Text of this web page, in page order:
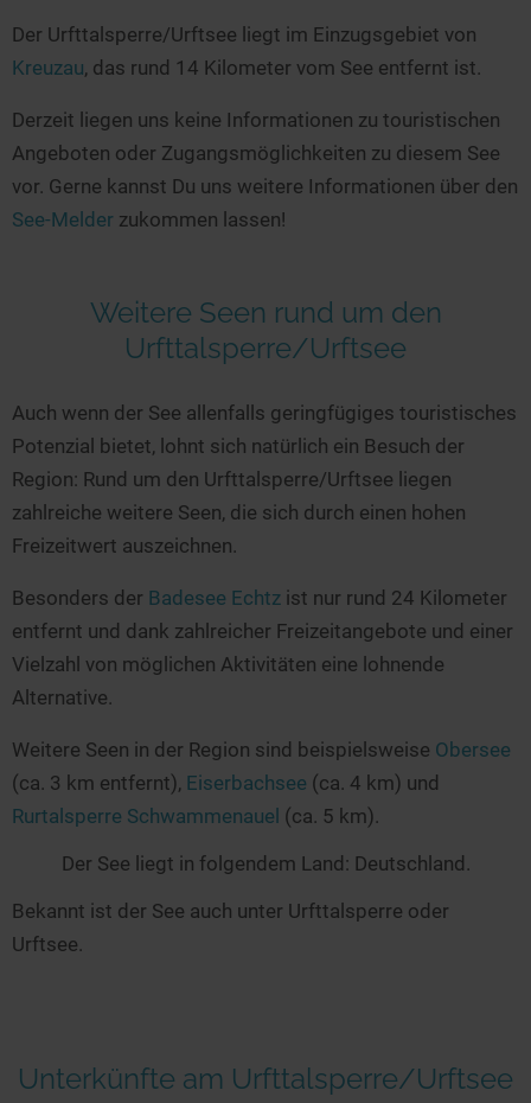
Österreich
Frankreich
Niederlande
Schweden
alle Länder…
Der Urfttalsperre/Urftsee liegt im Einzugsgebiet von
Kreuzau, das rund 14 Kilometer vom See entfernt ist.
Derzeit liegen uns keine Informationen zu touristischen
Angeboten oder Zugangsmöglichkeiten zu diesem See
vor. Gerne kannst Du uns weitere Informationen über den
See-Melder zukommen lassen!
Weitere Seen rund um den
Urfttalsperre/Urftsee
Auch wenn der See allenfalls geringfügiges touristisches
Potenzial bietet, lohnt sich natürlich ein Besuch der
Region: Rund um den Urfttalsperre/Urftsee liegen
zahlreiche weitere Seen, die sich durch einen hohen
Freizeitwert auszeichnen.
Besonders der Badesee Echtz ist nur rund 24 Kilometer
entfernt und dank zahlreicher Freizeitangebote und einer
Vielzahl von möglichen Aktivitäten eine lohnende
Alternative.
Weitere Seen in der Region sind beispielsweise Obersee
(ca. 3 km entfernt), Eiserbachsee (ca. 4 km) und
Rurtalsperre Schwammenauel (ca. 5 km).
Der See liegt in folgendem Land: Deutschland.
Bekannt ist der See auch unter Urfttalsperre oder
Urftsee.
Unterkünfte am Urfttalsperre/Urftsee